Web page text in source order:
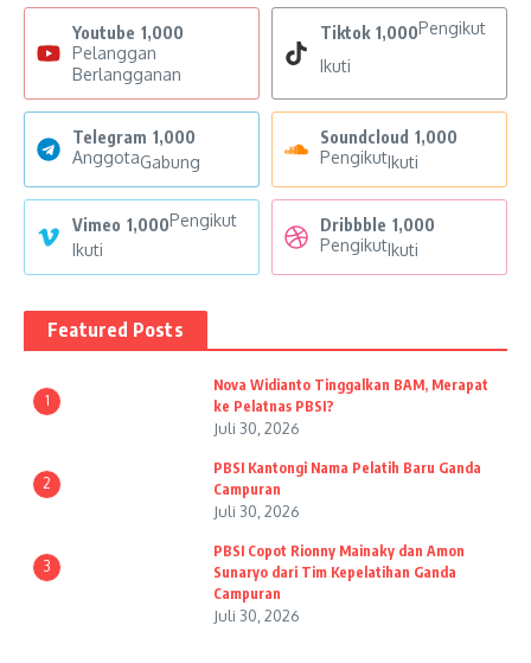
Youtube 1,000
Pelanggan
Berlangganan
Tiktok 1,000Pengikut
Ikuti
Telegram 1,000
AnggotaGabung
Soundcloud 1,000
PengikutIkuti
Vimeo 1,000Pengikut
Ikuti
Dribbble 1,000
PengikutIkuti
Featured Posts
1
Nova Widianto Tinggalkan BAM, Merapat
ke Pelatnas PBSI?
Juli 30, 2026
2
PBSI Kantongi Nama Pelatih Baru Ganda
Campuran
Juli 30, 2026
3
PBSI Copot Rionny Mainaky dan Amon
Sunaryo dari Tim Kepelatihan Ganda
Campuran
Juli 30, 2026